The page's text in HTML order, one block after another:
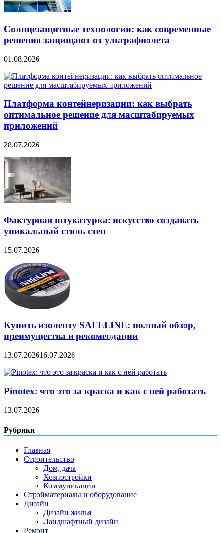
Солнцезащитные технологии: как современные
решения защищают от ультрафиолета
01.08.2026
Платформа контейнеризации: как выбрать
оптимальное решение для масштабируемых
приложений
28.07.2026
Фактурная штукатурка: искусство создавать
уникальный стиль стен
15.07.2026
Купить изоленту SAFELINE: полный обзор,
преимущества и рекомендации
13.07.202616.07.2026
Pinotex: что это за краска и как с ней работать
13.07.2026
Рубрики
Главная
Строительство
Дом, дача
Хозпостройки
Коммуникации
Стройматериалы и оборудование
Дизайн
Дизайн жилья
Ландшафтный дизайн
Ремонт